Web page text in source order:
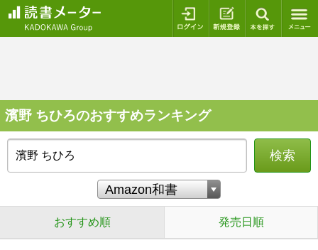
ログイン 新規登録
濱野 ちひろのおすすめランキング
検索
おすすめ順 発売日順